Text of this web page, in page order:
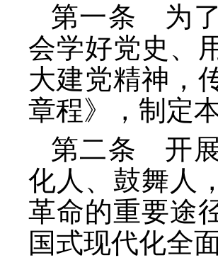
第一条 为了
会学好党史、
大建党精神，
章程》，制定
第二条 开展
化人、鼓舞人
革命的重要途
国式现代化全